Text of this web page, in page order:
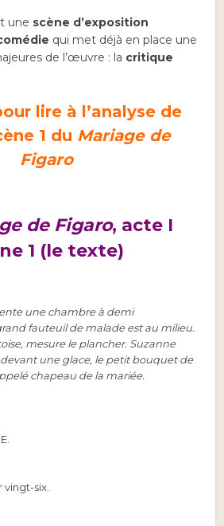
une scène d’exposition
qui met déjà en place une
de l’œuvre : la critique
lire à l’analyse de
1 du Mariage de
Figaro
de Figaro, acte I
1 (le texte)
une chambre à demi
fauteuil de malade est au milieu.
mesure le plancher. Suzanne
une glace, le petit bouquet de
chapeau de la mariée.
vingt-six.